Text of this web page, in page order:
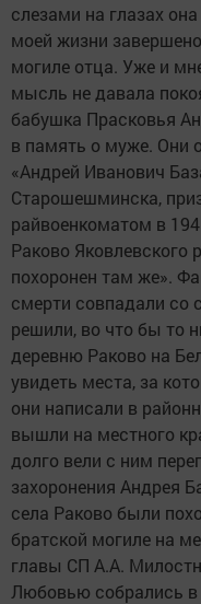
слезами на глазах
моей жизни
могиле отца. Уже и
мысль не давала
бабушка Прасковья
в память о муже. Они
«Андрей Иванович
Старошешминска,
райвоенкоматом в
Раково Яковлевского
похоронен там же».
смерти совпадали со
решили, во что бы то
деревню Раково на
увидеть места, за
они написали в
вышли на местного
долго вели с ним
захоронения Андрея
села Раково были
братской могиле на
главы СП А.А.
Любовью собрались в